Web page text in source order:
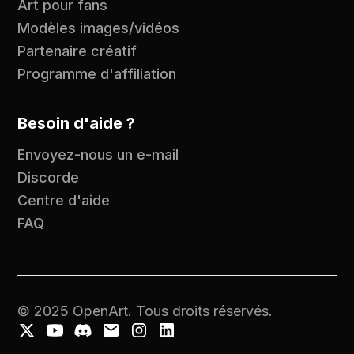
Art pour fans
Modèles images/vidéos
Partenaire créatif
Programme d'affiliation
Besoin d'aide ?
Envoyez-nous un e-mail
Discorde
Centre d'aide
FAQ
© 2025 OpenArt. Tous droits réservés.